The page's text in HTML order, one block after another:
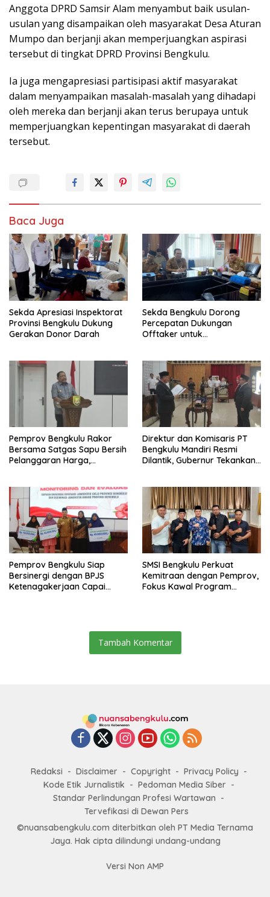
Anggota DPRD Samsir Alam menyambut baik usulan-
usulan yang disampaikan oleh masyarakat Desa Aturan
Mumpo dan berjanji akan memperjuangkan aspirasi
tersebut di tingkat DPRD Provinsi Bengkulu.
Ia juga mengapresiasi partisipasi aktif masyarakat
dalam menyampaikan masalah-masalah yang dihadapi
oleh mereka dan berjanji akan terus berupaya untuk
memperjuangkan kepentingan masyarakat di daerah
tersebut.
Baca Juga
Sekda Apresiasi Inspektorat
Provinsi Bengkulu Dukung
Gerakan Donor Darah
Sekda Bengkulu Dorong
Percepatan Dukungan
Offtaker untuk
Pemprov Bengkulu Rakor
Bersama Satgas Sapu Bersih
Pelanggaran Harga,
Masih Jadi Sorotan
Direktur dan Komisaris PT
Bengkulu Mandiri Resmi
Dilantik, Gubernur Tekankan
Pemprov Bengkulu Siap
Bersinergi dengan BPJS
Ketenagakerjaan Capai
SMSI Bengkulu Perkuat
Kemitraan dengan Pemprov,
Fokus Kawal Program
Tambah Komentar
Redaksi Disclaimer Copyright
Privacy Policy
Kode Etik Jurnalistik
Pedoman Media Siber
Standar Perlindungan Profesi Wartawan
Tervefikasi di Dewan Pers
©nuansabengkulu.com diterbitkan oleh PT Media Ternama
Jaya. Hak cipta dilindungi undang-undang
Versi Non AMP